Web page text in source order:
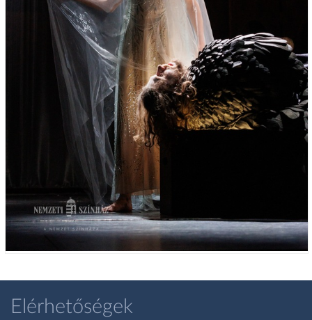
Elérhetőségek